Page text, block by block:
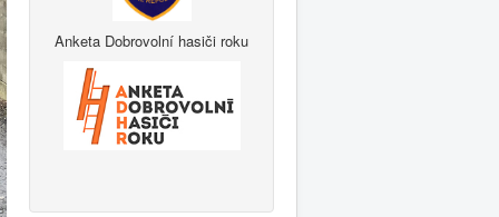
Anketa Dobrovolní hasiči roku